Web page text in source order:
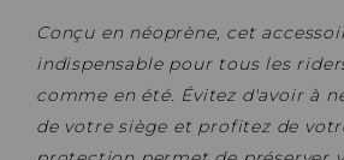
Conçu en néoprène, cet
indispensable pour tous les
comme en été. Évitez d'avoir à
de votre siège et profitez de